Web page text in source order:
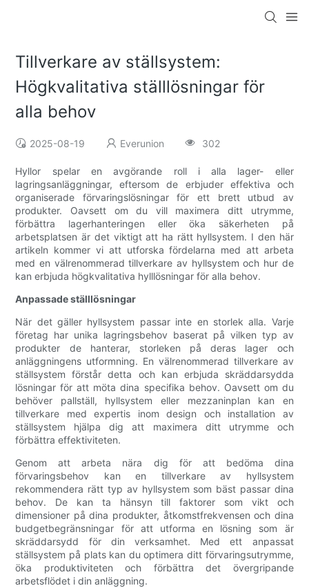
Tillverkare av ställsystem:
Högkvalitativa ställlösningar för
alla behov
2025-08-19 Everunion 302
Hyllor spelar en avgörande roll i alla lager- eller
lagringsanläggningar, eftersom de erbjuder effektiva och
organiserade förvaringslösningar för ett brett utbud av
produkter. Oavsett om du vill maximera ditt utrymme,
förbättra lagerhanteringen eller öka säkerheten på
arbetsplatsen är det viktigt att ha rätt hyllsystem. I den här
artikeln kommer vi att utforska fördelarna med att arbeta
med en välrenommerad tillverkare av hyllsystem och hur de
kan erbjuda högkvalitativa hylllösningar för alla behov.
Anpassade ställlösningar
När det gäller hyllsystem passar inte en storlek alla. Varje
företag har unika lagringsbehov baserat på vilken typ av
produkter de hanterar, storleken på deras lager och
anläggningens utformning. En välrenommerad tillverkare av
ställsystem förstår detta och kan erbjuda skräddarsydda
lösningar för att möta dina specifika behov. Oavsett om du
behöver pallställ, hyllsystem eller mezzaninplan kan en
tillverkare med expertis inom design och installation av
ställsystem hjälpa dig att maximera ditt utrymme och
förbättra effektiviteten.
Genom att arbeta nära dig för att bedöma dina
förvaringsbehov kan en tillverkare av hyllsystem
rekommendera rätt typ av hyllsystem som bäst passar dina
behov. De kan ta hänsyn till faktorer som vikt och
dimensioner på dina produkter, åtkomstfrekvensen och dina
budgetbegränsningar för att utforma en lösning som är
skräddarsydd för din verksamhet. Med ett anpassat
ställsystem på plats kan du optimera ditt förvaringsutrymme,
öka produktiviteten och förbättra det övergripande
arbetsflödet i din anläggning.